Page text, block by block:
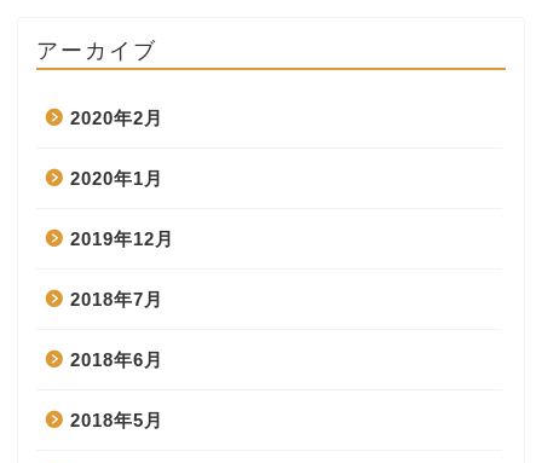
アーカイブ
2020年2月
2020年1月
2019年12月
2018年7月
2018年6月
2018年5月